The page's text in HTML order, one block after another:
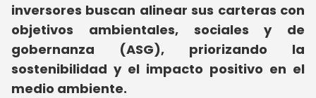
inversores buscan alinear sus carteras con
objetivos ambientales, sociales y de
gobernanza (ASG), priorizando la
sostenibilidad y el impacto positivo en el
medio ambiente.